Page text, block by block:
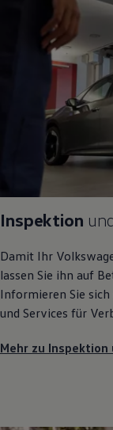
Inspektion
Damit Ihr
lassen Sie ihn auf
Informieren Sie
und Services für
Mehr zu Inspektion